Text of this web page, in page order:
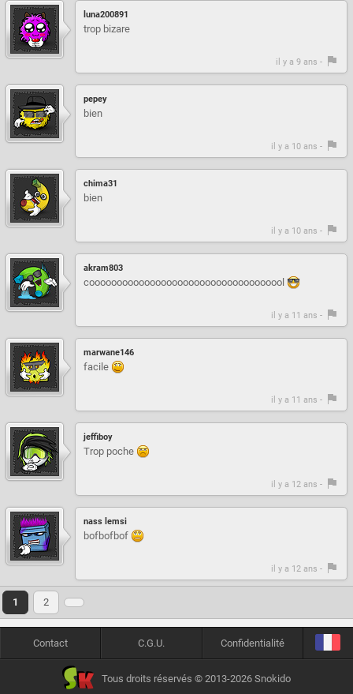
luna200891
trop bizare
il y a 9 ans -
pepey
bien
il y a 10 ans -
chima31
bien
il y a 10 ans -
akram803
coooooooooooooooooooooooooooooooooool
il y a 11 ans -
marwane146
facile
il y a 11 ans -
jeffiboy
Trop poche
il y a 12 ans -
nass lemsi
bofbofbof
il y a 12 ans -
1 2
Contact C.G.U. Confidentialité
Tous droits réservés © 2013-2026 Snokido